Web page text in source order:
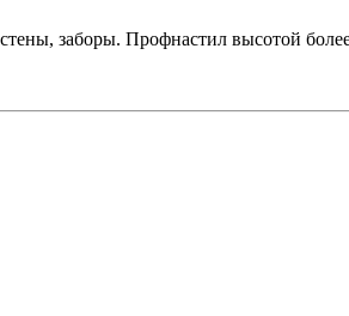
заборы. Профнастил высотой